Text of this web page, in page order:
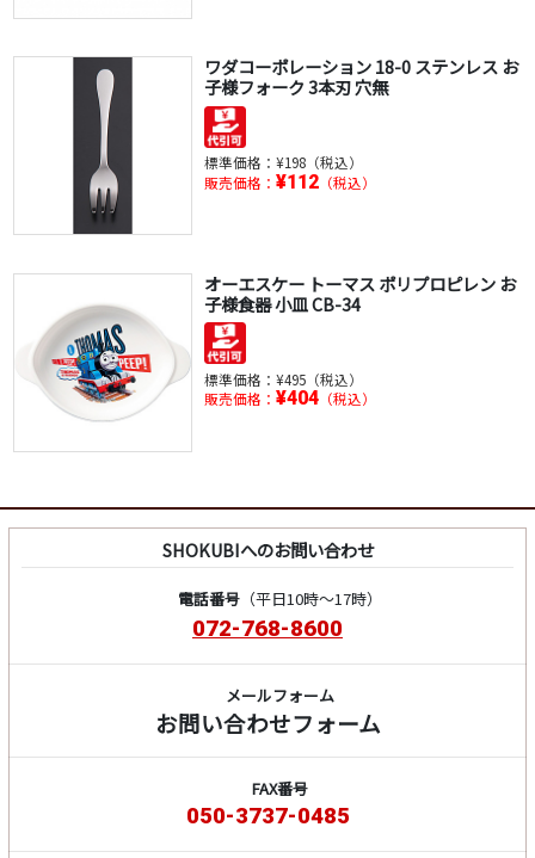
ワダコーポレーション 18-0 ステンレス お
子様フォーク 3本刃 穴無
標準価格： ¥198（税込）
販売価格： ¥112（税込）
オーエスケー トーマス ポリプロピレン お
子様食器 小皿 CB-34
標準価格： ¥495（税込）
販売価格： ¥404（税込）
SHOKUBIへのお問い合わせ
電話番号（平日10時～17時）
072-768-8600
メールフォーム
お問い合わせフォーム
FAX番号
050-3737-0485